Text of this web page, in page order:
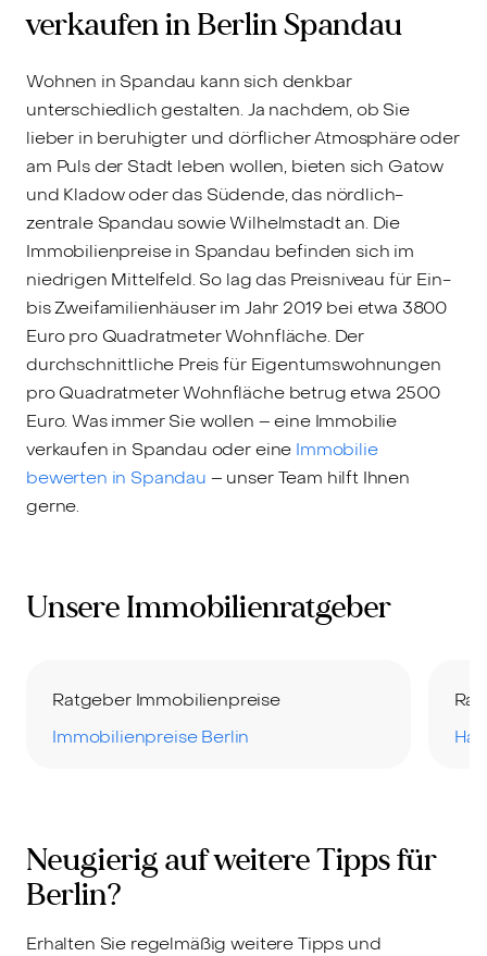
verkaufen in Berlin Spandau
Wohnen in Spandau kann sich denkbar
unterschiedlich gestalten. Ja nachdem, ob Sie
lieber in beruhigter und dörflicher Atmosphäre oder
am Puls der Stadt leben wollen, bieten sich Gatow
und Kladow oder das Südende, das nördlich-
zentrale Spandau sowie Wilhelmstadt an. Die
Immobilienpreise in Spandau befinden sich im
niedrigen Mittelfeld. So lag das Preisniveau für Ein-
bis Zweifamilienhäuser im Jahr 2019 bei etwa 3800
Euro pro Quadratmeter Wohnfläche. Der
durchschnittliche Preis für Eigentumswohnungen
pro Quadratmeter Wohnfläche betrug etwa 2500
Euro. Was immer Sie wollen – eine Immobilie
verkaufen in Spandau oder eine Immobilie
bewerten in Spandau – unser Team hilft Ihnen
gerne.
Unsere Immobilienratgeber
Ratgeber Immobilienpreise
Immobilienpreise Berlin
Neugierig auf weitere Tipps für
Berlin?
Erhalten Sie regelmäßig weitere Tipps und